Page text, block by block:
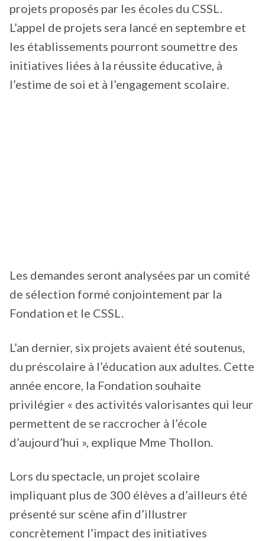
projets proposés par les écoles du CSSL.
L’appel de projets sera lancé en septembre et
les établissements pourront soumettre des
initiatives liées à la réussite éducative, à
l’estime de soi et à l’engagement scolaire.
Les demandes seront analysées par un comité
de sélection formé conjointement par la
Fondation et le CSSL.
L’an dernier, six projets avaient été soutenus,
du préscolaire à l’éducation aux adultes. Cette
année encore, la Fondation souhaite
privilégier « des activités valorisantes qui leur
permettent de se raccrocher à l’école
d’aujourd’hui », explique Mme Thollon.
Lors du spectacle, un projet scolaire
impliquant plus de 300 élèves a d’ailleurs été
présenté sur scène afin d’illustrer
concrètement l’impact des initiatives